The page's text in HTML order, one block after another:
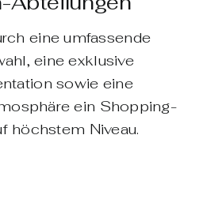
eine umfassende
eine exklusive
sowie eine
ein Shopping-
höchstem Niveau.